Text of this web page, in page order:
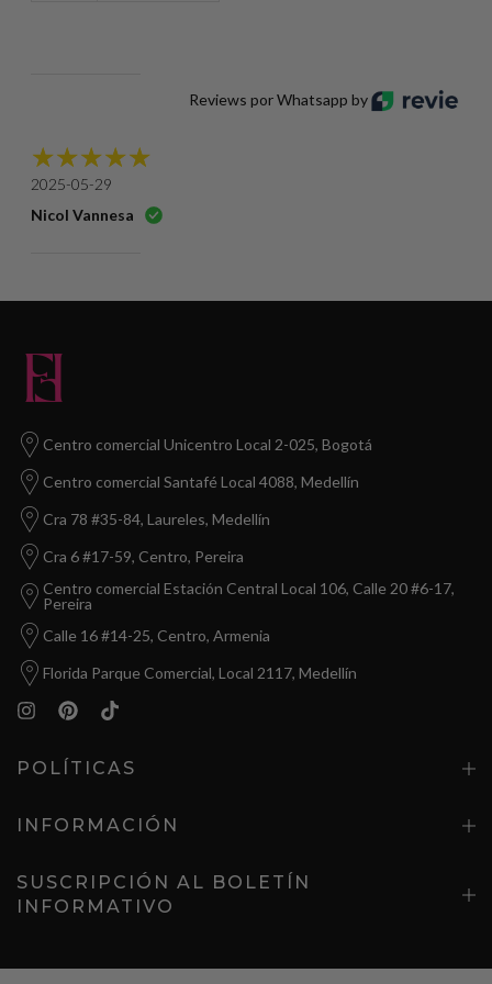
Reviews por Whatsapp by
2025-05-29
Nicol Vannesa
Centro comercial Unicentro Local 2-025, Bogotá
Centro comercial Santafé Local 4088, Medellín
Cra 78 #35-84, Laureles, Medellín
Cra 6 #17-59, Centro, Pereira
Centro comercial Estación Central Local 106, Calle 20 #6-17,
Pereira
Calle 16 #14-25, Centro, Armenia
Florida Parque Comercial, Local 2117, Medellín
POLÍTICAS
INFORMACIÓN
SUSCRIPCIÓN AL BOLETÍN
INFORMATIVO